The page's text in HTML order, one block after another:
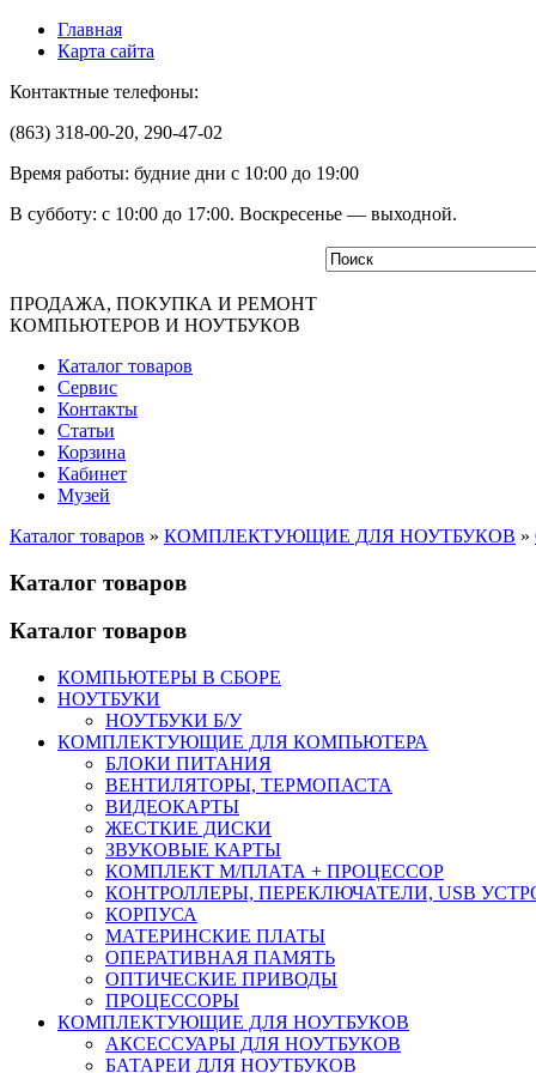
Главная
Карта сайта
Контактные телефоны:
(863) 318-00-20, 290-47-02
Время работы: будние дни с 10:00 до 19:00
В субботу: с 10:00 до 17:00. Воскресенье — выходной.
ПРОДАЖА, ПОКУПКА И РЕМОНТ
КОМПЬЮТЕРОВ И НОУТБУКОВ
Каталог товаров
Сервис
Контакты
Статьи
Корзина
Кабинет
Музей
Каталог товаров » КОМПЛЕКТУЮЩИЕ ДЛЯ НОУТБУКОВ »
Каталог товаров
Каталог товаров
КОМПЬЮТЕРЫ В СБОРЕ
НОУТБУКИ
НОУТБУКИ Б/У
КОМПЛЕКТУЮЩИЕ ДЛЯ КОМПЬЮТЕРА
БЛОКИ ПИТАНИЯ
ВЕНТИЛЯТОРЫ, ТЕРМОПАСТА
ВИДЕОКАРТЫ
ЖЕСТКИЕ ДИСКИ
ЗВУКОВЫЕ КАРТЫ
КОМПЛЕКТ М/ПЛАТА + ПРОЦЕССОР
КОНТРОЛЛЕРЫ, ПЕРЕКЛЮЧАТЕЛИ, USB
КОРПУСА
МАТЕРИНСКИЕ ПЛАТЫ
ОПЕРАТИВНАЯ ПАМЯТЬ
ОПТИЧЕСКИЕ ПРИВОДЫ
ПРОЦЕССОРЫ
КОМПЛЕКТУЮЩИЕ ДЛЯ НОУТБУКОВ
АКСЕССУАРЫ ДЛЯ НОУТБУКОВ
БАТАРЕИ ДЛЯ НОУТБУКОВ